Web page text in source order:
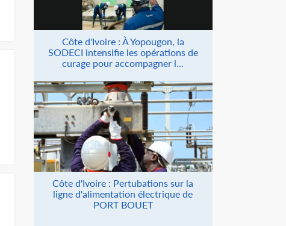
Côte d'Ivoire : À Yopougon, la
SODECI intensifie les opérations de
curage pour accompagner l...
Côte d'Ivoire : Pertubations sur la
ligne d'alimentation électrique de
PORT BOUET